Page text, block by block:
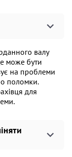
валу
може бути
на проблеми
поломки.
для